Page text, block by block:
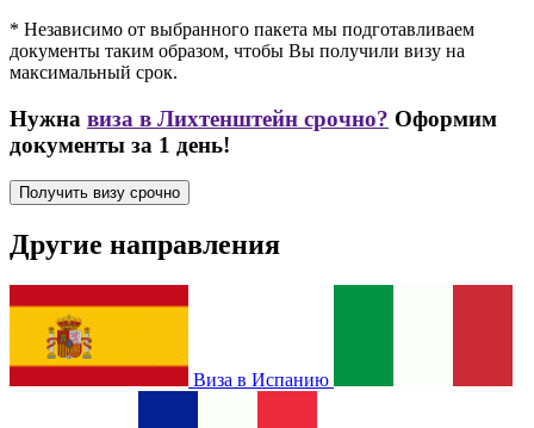
* Независимо от выбранного пакета мы подготавливаем
документы таким образом, чтобы Вы получили визу на
максимальный срок.
Нужна виза в Лихтенштейн срочно? Оформим
документы за 1 день!
Получить визу срочно
Другие направления
Виза в Испанию